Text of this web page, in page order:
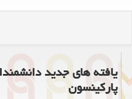
یافته های جدید
پاركینسون